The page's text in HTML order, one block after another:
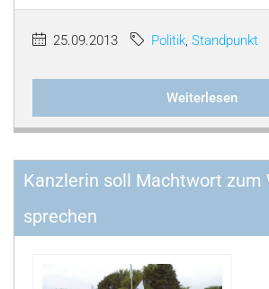
25.09.2013 Politik, Standpunkt
Weiterlesen
Kanzlerin soll Machtwort zum
sprechen